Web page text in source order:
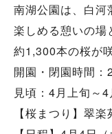
南湖公園は、白河
楽しめる憩いの場
約1,300本の桜が
開園・閉園時間：
見頃：4月上旬～4
【桜まつり】翠楽